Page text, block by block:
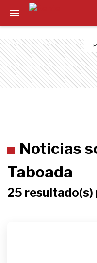
Noticias
Taboada
25 resultado(s)